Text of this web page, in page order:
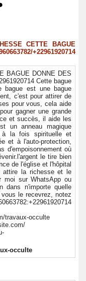
CETTE BAGUE
+22961920714
BAGUE DONNE DES
Cette bague
bague est une bague
c'est pour attirer de
pour vous, cela aide
gagner une grande
et succès, il aide les
un anneau magique
à la fois spirituelle et
et à l'auto-protection,
d'empoisonnement où
le tire bien
de l'église et l'hôpital
attire la richesse et le
moi sur WhatsApp ou
dans n'importe quelle
le recevrez, notez
travaux-occulte
occulte